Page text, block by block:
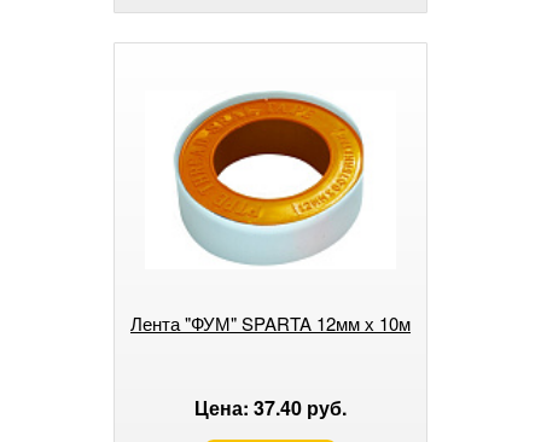
Лента "ФУМ" SPARTA 12мм х 10м
Цена: 37.40 руб.